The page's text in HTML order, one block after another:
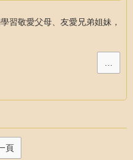
習敬愛父母、友愛兄弟姐妹，
…
頁